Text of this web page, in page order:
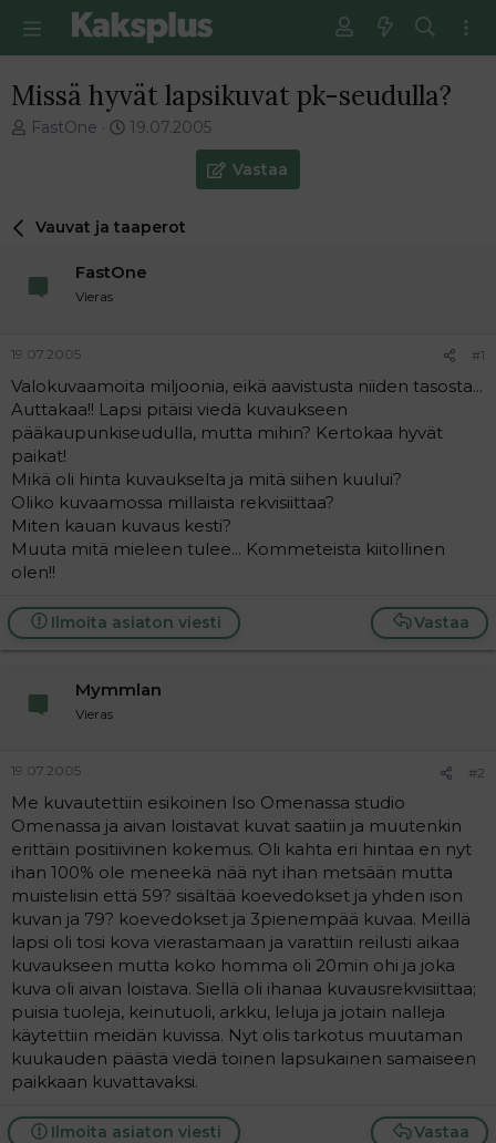
Missä hyvät lapsikuvat pk-seudulla?
V
e
t
n
a
o
i
t
t
a
j
a
FastOne
E
m
i
i
s
t
19.07.2005
Vastaa
Vauvat ja taaperot
FastOne
Vieras
19.07.2005 #1
Valokuvaamoita miljoonia, eikä aavistusta niiden tasosta...
Auttakaa!! Lapsi pitäisi viedä kuvaukseen
pääkaupunkiseudulla, mutta mihin? Kertokaa hyvät
paikat!
Mikä oli hinta kuvaukselta ja mitä siihen kuului?
Oliko kuvaamossa millaista rekvisiittaa?
Miten kauan kuvaus kesti?
Muuta mitä mieleen tulee... Kommeteista kiitollinen
olen!!
Vastaa
Ilmoita asiaton viesti
Mymmlan
Vieras
19.07.2005 #2
Me kuvautettiin esikoinen Iso Omenassa studio
Omenassa ja aivan loistavat kuvat saatiin ja muutenkin
erittäin positiivinen kokemus. Oli kahta eri hintaa en nyt
ihan 100% ole meneekä nää nyt ihan metsään mutta
muistelisin että 59? sisältää koevedokset ja yhden ison
kuvan ja 79? koevedokset ja 3pienempää kuvaa. Meillä
lapsi oli tosi kova vierastamaan ja varattiin reilusti aikaa
kuvaukseen mutta koko homma oli 20min ohi ja joka
kuva oli aivan loistava. Siellä oli ihanaa kuvausrekvisiittaa;
puisia tuoleja, keinutuoli, arkku, leluja ja jotain nalleja
käytettiin meidän kuvissa. Nyt olis tarkotus muutaman
kuukauden päästä viedä toinen lapsukainen samaiseen
paikkaan kuvattavaksi.
Vastaa
Ilmoita asiaton viesti